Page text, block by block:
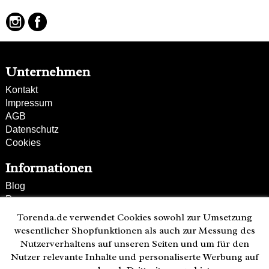
Unternehmen
Kontakt
Impressum
AGB
Datenschutz
Cookies
Informationen
Blog
Presse
Partner
Versand und Zahlung
Bestellung wiederrufen
Kunden-Hotline
Torenda.de verwendet Cookies sowohl zur Umsetzung
wesentlicher Shopfunktionen als auch zur Messung des
Nutzerverhaltens auf unseren Seiten und um für den
Nutzer relevante Inhalte und personaliserte Werbung auf